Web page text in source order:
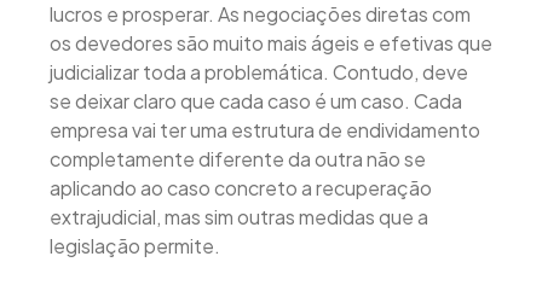
lucros e prosperar. As negociações diretas com
os devedores são muito mais ágeis e efetivas que
judicializar toda a problemática. Contudo, deve
se deixar claro que cada caso é um caso. Cada
empresa vai ter uma estrutura de endividamento
completamente diferente da outra não se
aplicando ao caso concreto a recuperação
extrajudicial, mas sim outras medidas que a
legislação permite.